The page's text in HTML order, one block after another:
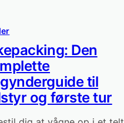
Den
til
og første tur